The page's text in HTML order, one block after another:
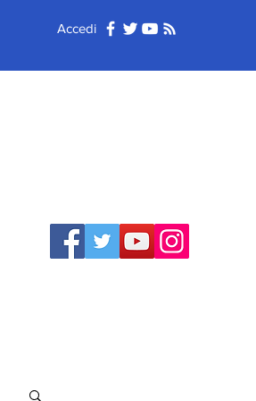
Accedi